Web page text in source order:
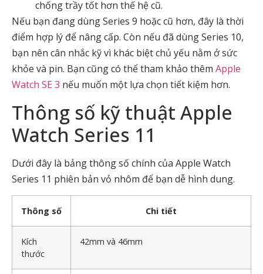
chống trầy tốt hơn thế hệ cũ.
Nếu bạn đang dùng Series 9 hoặc cũ hơn, đây là thời
điểm hợp lý để nâng cấp. Còn nếu đã dùng Series 10,
bạn nên cân nhắc kỹ vì khác biệt chủ yếu nằm ở sức
khỏe và pin. Bạn cũng có thể tham khảo thêm Apple
Watch SE 3 nếu muốn một lựa chọn tiết kiệm hơn.
Thông số kỹ thuật Apple
Watch Series 11
Dưới đây là bảng thông số chính của Apple Watch
Series 11 phiên bản vỏ nhôm để bạn dễ hình dung.
Thông số Chi tiết
Kích
thước
42mm và 46mm